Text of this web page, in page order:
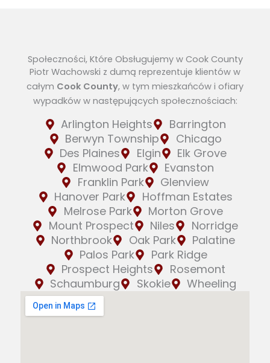
Społeczności, Które Obsługujemy w Cook County
Piotr Wachowski z dumą reprezentuje klientów w
całym Cook County, w tym mieszkańców i ofiary
wypadków w następujących społecznościach:
Arlington Heights
Barrington
Berwyn Township
Chicago
Des Plaines
Elgin
Elk Grove
Elmwood Park
Evanston
Franklin Park
Glenview
Hanover Park
Hoffman Estates
Melrose Park
Morton Grove
Mount Prospect
Niles
Norridge
Northbrook
Oak Park
Palatine
Palos Park
Park Ridge
Prospect Heights
Rosemont
Schaumburg
Skokie Wheeling